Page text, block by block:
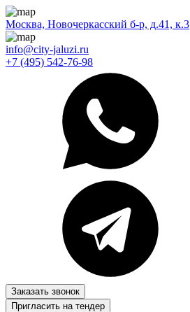
Москва, Новочеркасский б-р, д.41, к.3
info@city-jaluzi.ru
+7 (495) 542-76-98
Заказать звонок
Пригласить на тендер